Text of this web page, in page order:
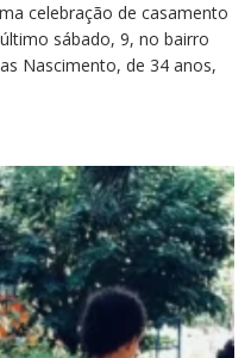
celebração de casamento
sábado, 9, no bairro
Nascimento, de 34 anos,